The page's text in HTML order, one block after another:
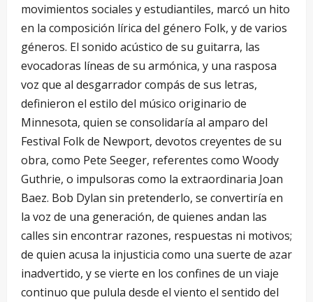
movimientos sociales y estudiantiles, marcó un hito
en la composición lírica del género Folk, y de varios
géneros. El sonido acústico de su guitarra, las
evocadoras líneas de su armónica, y una rasposa
voz que al desgarrador compás de sus letras,
definieron el estilo del músico originario de
Minnesota, quien se consolidaría al amparo del
Festival Folk de Newport, devotos creyentes de su
obra, como Pete Seeger, referentes como Woody
Guthrie, o impulsoras como la extraordinaria Joan
Baez. Bob Dylan sin pretenderlo, se convertiría en
la voz de una generación, de quienes andan las
calles sin encontrar razones, respuestas ni motivos;
de quien acusa la injusticia como una suerte de azar
inadvertido, y se vierte en los confines de un viaje
continuo que pulula desde el viento el sentido del